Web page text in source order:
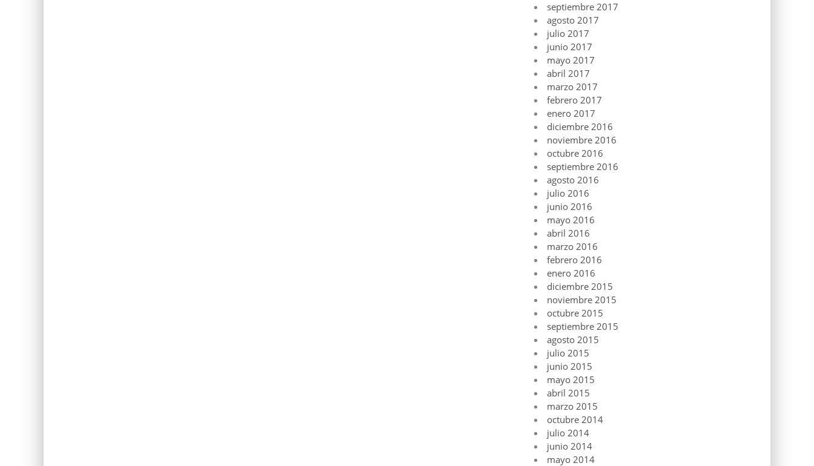
septiembre 2017
agosto 2017
julio 2017
junio 2017
mayo 2017
abril 2017
marzo 2017
febrero 2017
enero 2017
diciembre 2016
noviembre 2016
octubre 2016
septiembre 2016
agosto 2016
julio 2016
junio 2016
mayo 2016
abril 2016
marzo 2016
febrero 2016
enero 2016
diciembre 2015
noviembre 2015
octubre 2015
septiembre 2015
agosto 2015
julio 2015
junio 2015
mayo 2015
abril 2015
marzo 2015
octubre 2014
julio 2014
junio 2014
mayo 2014